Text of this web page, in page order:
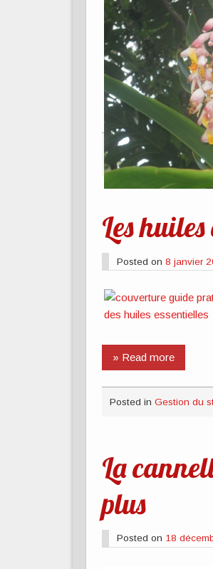
Les
Posted on 8 janvier
» Read more
Posted in Gestion du
La
plus
Posted on 18